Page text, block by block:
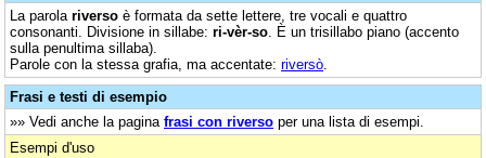
La parola riverso è formata da sette lettere, tre vocali e quattro
consonanti. Divisione in sillabe: ri-vèr-so . È un trisillabo piano (accento
sulla penultima sillaba).
Parole con la stessa grafia, ma accentate: riversò
Frasi e testi di esempio
»» Vedi anche la pagina frasi con riverso per una lista di esempi.
Esempi d'uso